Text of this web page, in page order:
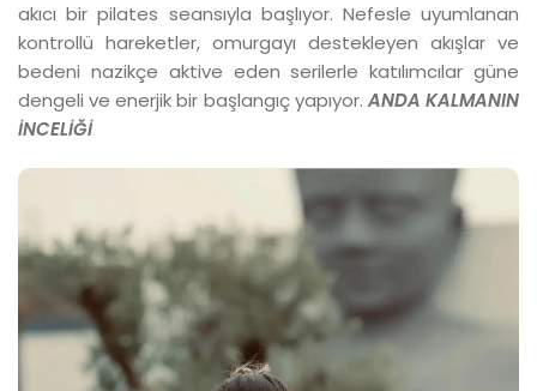
akıcı bir pilates seansıyla başlıyor. Nefesle uyumlanan
kontrollü hareketler, omurgayı destekleyen akışlar ve
bedeni nazikçe aktive eden serilerle katılımcılar güne
dengeli ve enerjik bir başlangıç yapıyor. ANDA KALMANIN
İNCELİĞİ